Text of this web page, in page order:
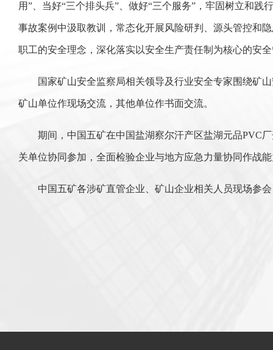
用”、当好“三个排头兵”、做好“三个服务”，牢固树立和
事故案例中汲取教训，常态化开展风险研判、源头管控和
职工的安全理念，深化落实以安全生产责任制为核心的安
国家矿山安全监察局相关领导及行业安全专家围绕矿
矿山单位作现场交流，其他单位作书面交流。
期间，中国五矿在中国盐湖察尔汗产区盐湖元品PVC
关单位协同参加，全面检验企业与地方应急力量协同作战
中国五矿各涉矿直管企业、矿山企业相关人员现场参